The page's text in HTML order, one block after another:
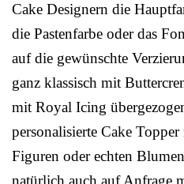
Cake Designern die
die Pastenfarbe oder das
auf die gewünschte
ganz klassisch mit
mit Royal Icing
personalisierte Cake
Figuren oder echten